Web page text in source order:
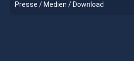
Presse / Medien / Download